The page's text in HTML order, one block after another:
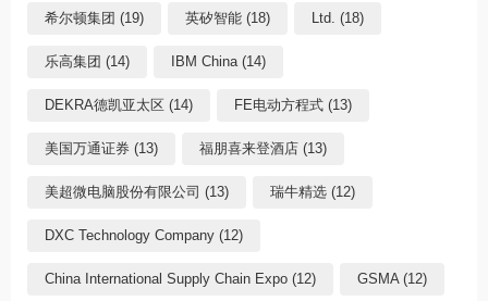
希尔顿集团 (19) 英矽智能 (18) Ltd. (18)
乐高集团 (14) IBM China (14)
DEKRA德凯亚太区 (14) FE电动方程式 (13)
美国万通证券 (13) 福朋喜来登酒店 (13)
美超微电脑股份有限公司 (13) 瑞牛精选 (12)
DXC Technology Company (12)
China International Supply Chain Expo (12) GSMA (12)